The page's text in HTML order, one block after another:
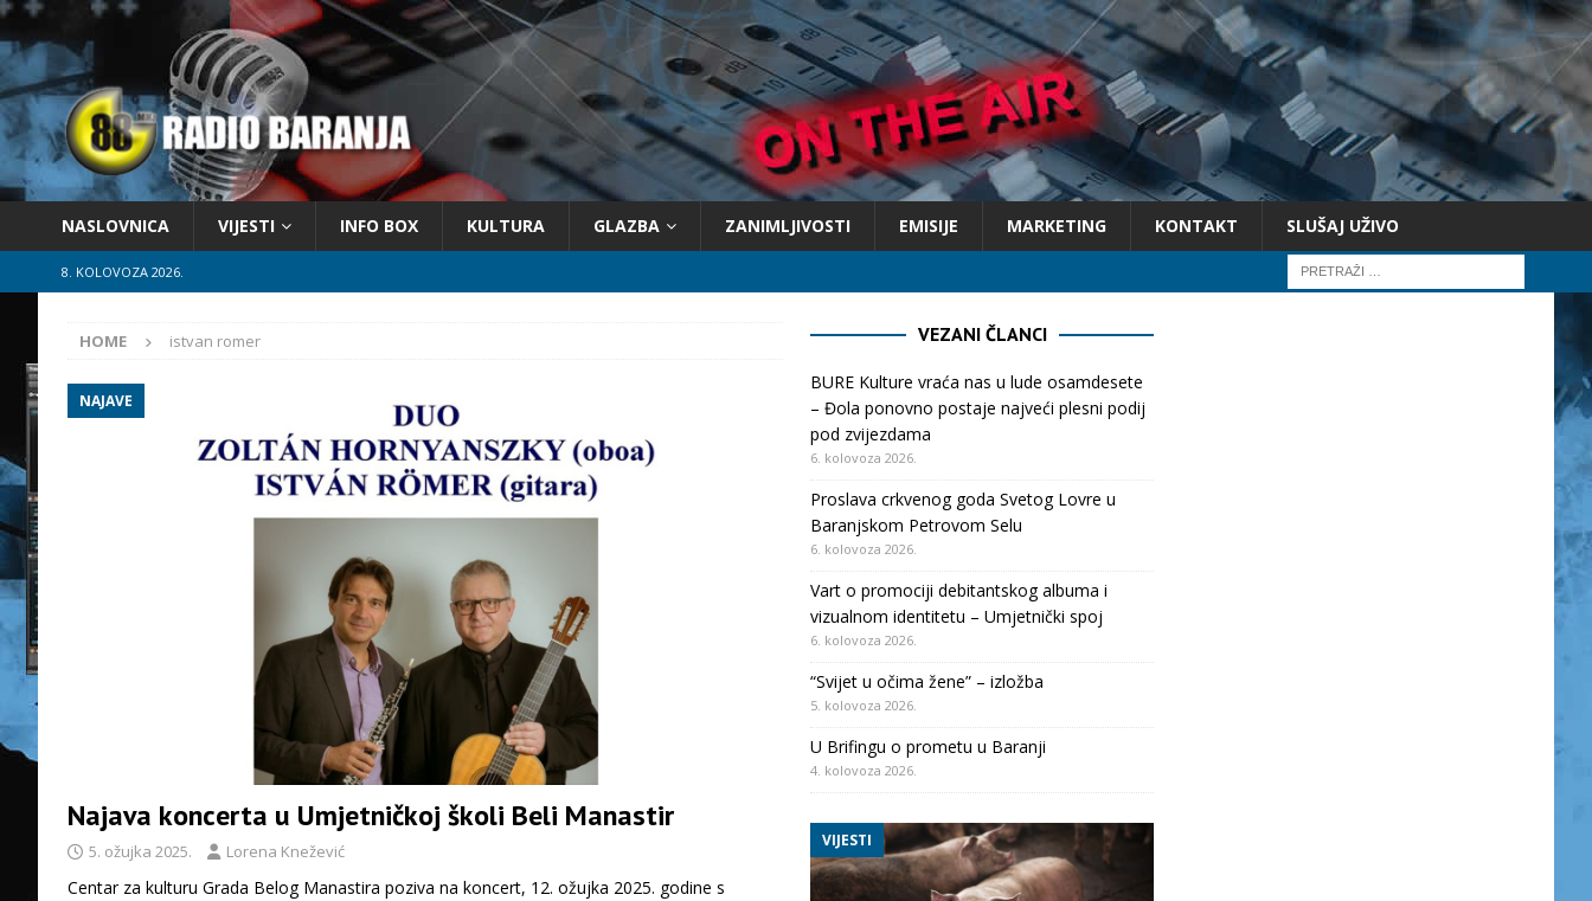
NASLOVNICA VIJESTI INFO BOX KULTURA GLAZBA ZANIMLJIVOSTI EMISIJE MARKETING KONTAKT SLUŠAJ UŽIVO
8. KOLOVOZA 2026.
HOME istvan romer
NAJAVE
Najava koncerta u Umjetničkoj školi Beli Manastir
5. ožujka 2025. Lorena Knežević
Centar za kulturu Grada Belog Manastira poziva na koncert, 12. ožujka 2025. godine s
VEZANI ČLANCI
BURE Kulture vraća nas u lude osamdesete
– Đola ponovno postaje najveći plesni podij
pod zvijezdama
6. kolovoza 2026.
Proslava crkvenog goda Svetog Lovre u
Baranjskom Petrovom Selu
6. kolovoza 2026.
Vart o promociji debitantskog albuma i
vizualnom identitetu – Umjetnički spoj
6. kolovoza 2026.
“Svijet u očima žene” – izložba
5. kolovoza 2026.
U Brifingu o prometu u Baranji
4. kolovoza 2026.
VIJESTI